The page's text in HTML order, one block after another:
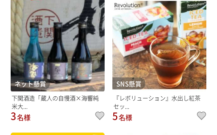
ネット懸賞
下関酒造「蔵人の自慢酒×海響純
米大...
3名様
SNS懸賞
『レボリューション』水出し紅茶
セッ...
5名様